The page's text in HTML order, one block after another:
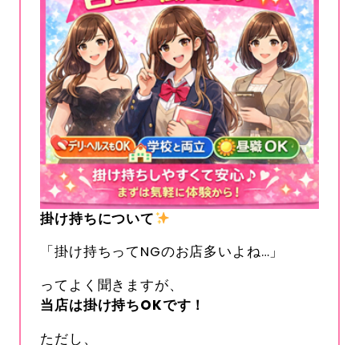
掛け持ちについて
「掛け持ちってNGのお店多いよね…」
ってよく聞きますが、
当店は掛け持ちOKです！
ただし、